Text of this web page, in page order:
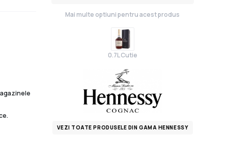
Mai multe optiuni pentru acest produs
0.7L Cutie
VEZI TOATE PRODUSELE DIN GAMA HENNESSY